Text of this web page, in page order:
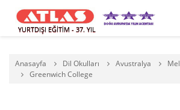
YURTDIŞI EĞİTİM - 37. YIL
Anasayfa Dil Okulları Avustralya
Greenwich College